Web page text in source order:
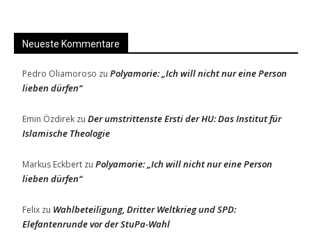
Neueste Kommentare
Pedro Oliamoroso zu Polyamorie: „Ich will nicht nur eine Person
lieben dürfen“
Emin Özdirek zu Der umstrittenste Ersti der HU: Das Institut für
Islamische Theologie
Markus Eckbert zu Polyamorie: „Ich will nicht nur eine Person
lieben dürfen“
Felix zu Wahlbeteiligung, Dritter Weltkrieg und SPD:
Elefantenrunde vor der StuPa-Wahl